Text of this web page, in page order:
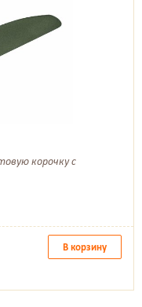
корочку с
В корзину